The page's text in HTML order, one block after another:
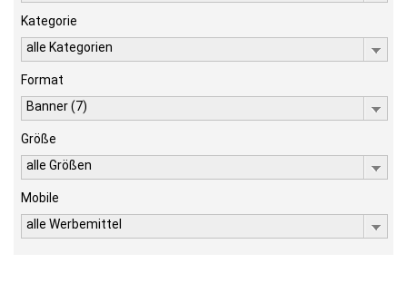
Kategorie
alle Kategorien
Format
Banner (7)
Größe
alle Größen
Mobile
alle Werbemittel